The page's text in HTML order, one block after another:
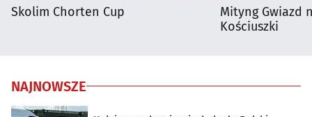
Skolim Chorten Cup
Mityng Gwiazd
Kościuszki
NAJNOWSZE